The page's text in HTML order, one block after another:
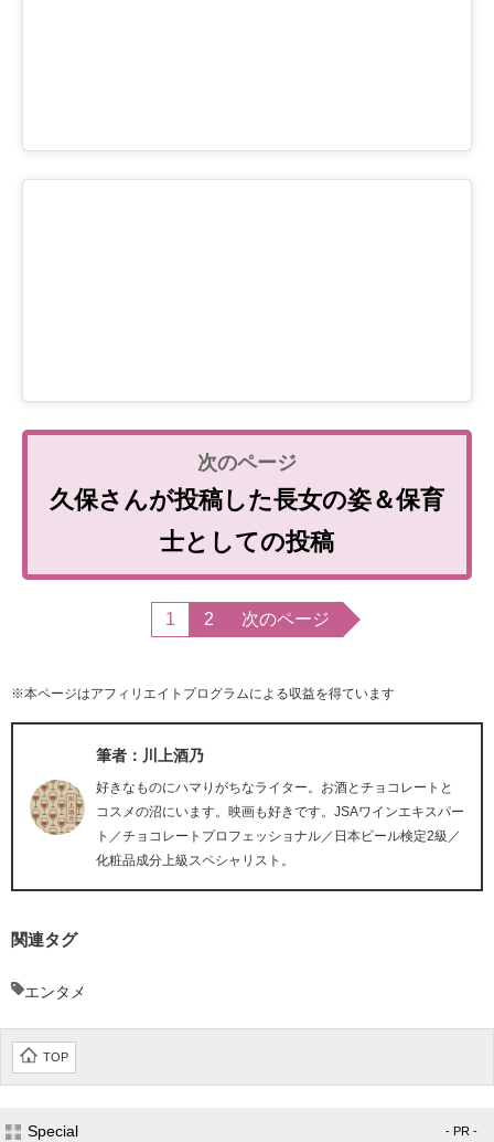
久保さんが投稿した長女の姿＆保育
士としての投稿
1 2 次のページ
※本ページはアフィリエイトプログラムによる収益を得ています
筆者：川上酒乃
好きなものにハマりがちなライター。お酒とチョコレートと
コスメの沼にいます。映画も好きです。JSAワインエキスパー
ト／チョコレートプロフェッショナル／日本ビール検定2級／
化粧品成分上級スペシャリスト。
関連タグ
エンタメ
TOP
Special - PR -